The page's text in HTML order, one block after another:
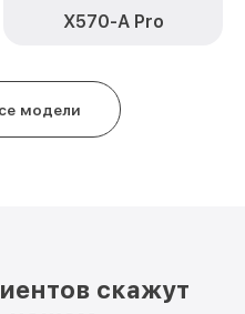
X570-A Pro
модели
скажут